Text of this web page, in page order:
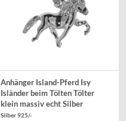
Anhänger Island-Pferd Isy
Isländer beim Tölten Tölter
klein massiv echt Silber
Silber 925/-